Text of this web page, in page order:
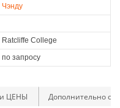
Чэнду
Ratcliffe College
по запросу
ЦЕНЫ Дополнительно